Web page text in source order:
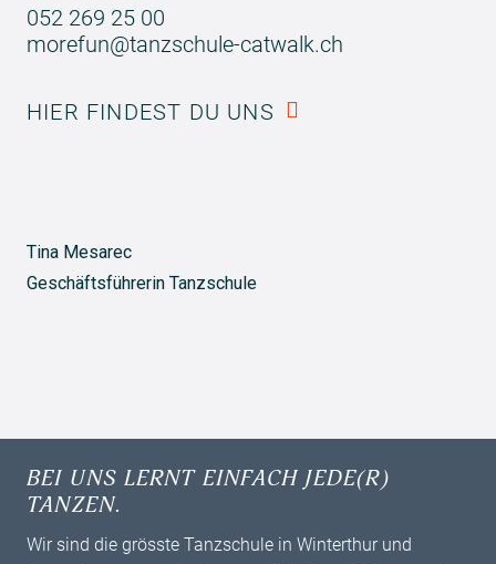
052 269 25 00
morefun@tanzschule-catwalk.ch
HIER FINDEST DU UNS
Tina Mesarec
Geschäftsführerin Tanzschule
BEI UNS LERNT EINFACH JEDE(R)
TANZEN.
Wir sind die grösste Tanzschule in Winterthur und